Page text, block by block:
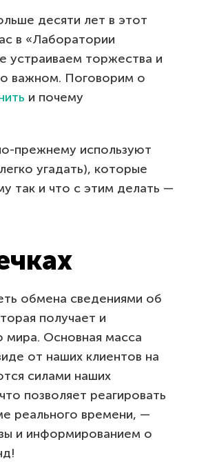
десяти лет в этот
в «Лаборатории
устраиваем торжества и
о важном. Поговорим о
и почему
прежнему используют
угадать), которые
так и что с этим делать —
обмена сведениями об
получает и
мира. Основная масса
от наших клиентов на
силами наших
позволяет реагировать
реального времени, —
и информированием о